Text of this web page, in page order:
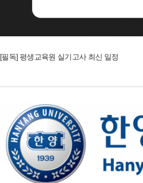
[필독] 평생교육원 실기고사 최신 일정